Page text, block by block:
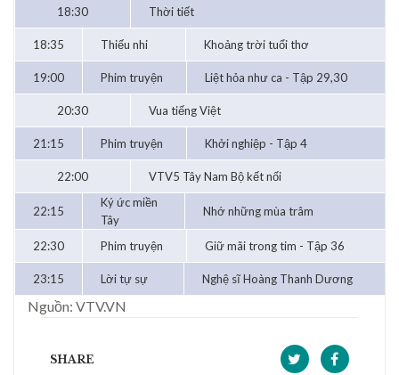
18:30 Thời tiết
18:35 Thiếu nhi Khoảng trời tuổi thơ
19:00 Phim truyện Liệt hỏa như ca - Tập 29,30
20:30 Vua tiếng Việt
21:15 Phim truyện Khởi nghiệp - Tập 4
22:00 VTV5 Tây Nam Bộ kết nối
22:15
Ký ức miền
Tây
Nhớ những mùa trâm
22:30 Phim truyện Giữ mãi trong tim - Tập 36
23:15 Lời tự sự Nghệ sĩ Hoàng Thanh Dương
Nguồn: VTV.VN
SHARE